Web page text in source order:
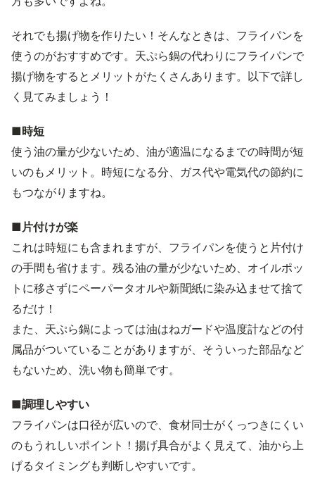
それでも揚げ物を作りたい！そんなときは、フライパンを
使うのがおすすめです。天ぷら鍋の代わりにフライパンで
揚げ物をするとメリットがたくさんあります。以下で詳し
く見てみましょう！
■時短
使う油の量が少ないため、油が適温になるまでの時間が短
いのもメリット。時短になる分、ガス代や電気代の節約に
もつながりますね。
■片付けが楽
これは時短にも含まれますが、フライパンを使うと片付け
の手間も省けます。残る油の量が少ないため、オイルポッ
トに移さずにペーパータオルや新聞紙に染み込ませて捨て
るだけ！
また、天ぷら鍋によっては油はねガードや温度計などの付
属品がついていることがありますが、そういった部品など
もないため、洗い物も簡単です。
■調理しやすい
フライパンは口径が広いので、食材同士がくっつきにくい
のもうれしいポイント！揚げ具合がよく見えて、油から上
げるタイミングも判断しやすいです。